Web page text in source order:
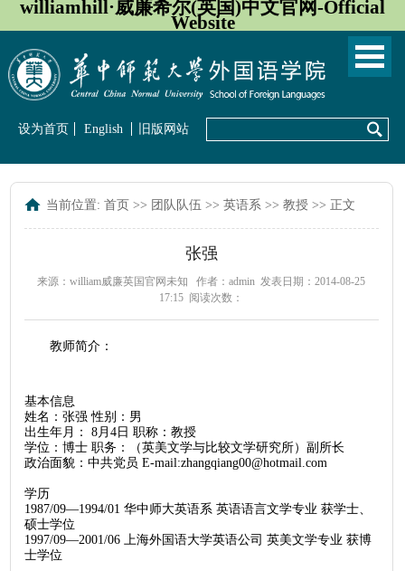
williamhill·威廉希尔(英国)中文官网-Official
Website
设为首页 English 旧版网站
当前位置:首页 >> 团队队伍 >>英语系 >>教授 >> 正文
张强
来源：william威廉英国官网未知 作者：admin 发表日期：2014-08-25
17:15 阅读次数：
教师简介：
基本信息
姓名：张强 性别：男
出生年月： 8月4日 职称：教授
学位：博士 职务：（英美文学与比较文学研究所）副所长
政治面貌：中共党员 E-mail:zhangqiang00@hotmail.com
学历
1987/09—1994/01 华中师大英语系 英语语言文学专业 获学士、
硕士学位
1997/09—2001/06 上海外国语大学英语公司 英美文学专业 获博
士学位